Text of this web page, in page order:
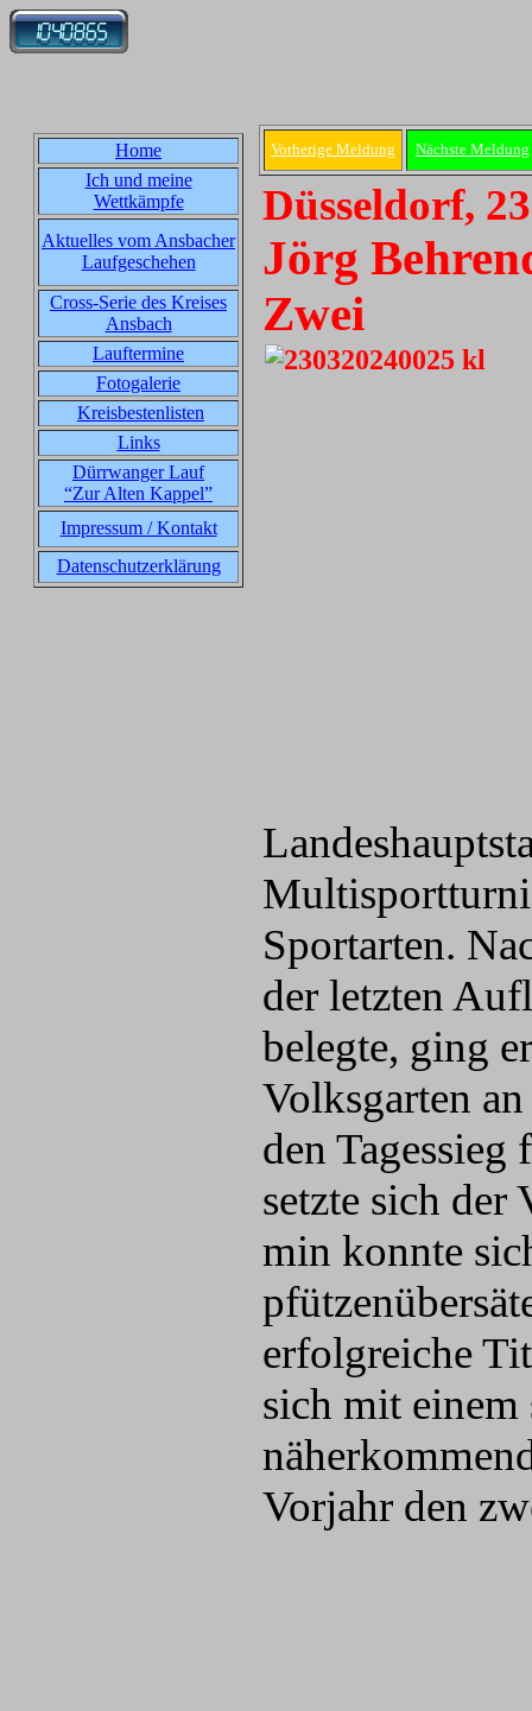
Home
Ich und meine
Wettkämpfe
Aktuelles vom Ansbacher
Laufgeschehen
Cross-Serie des Kreises
Ansbach
Lauftermine
Fotogalerie
Kreisbestenlisten
Links
Dürrwanger Lauf
“Zur Alten Kappel”
Impressum / Kontakt
Datenschutzerklärung
Vorherige Meldung Nächste Meldung
Düsseldorf,
Jörg
Zwei
Sportarten.
der letzten
belegte, ging
Volksgarten
den
setzte sich der
min konnte
erfolgreiche
sich mit
Vorjahr den